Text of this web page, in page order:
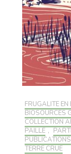
FRUGALITÉ EN
BIOSOURCÉS
COLLECTION
PAILLE ,
PUBLICATIONS
TERRE CRUE